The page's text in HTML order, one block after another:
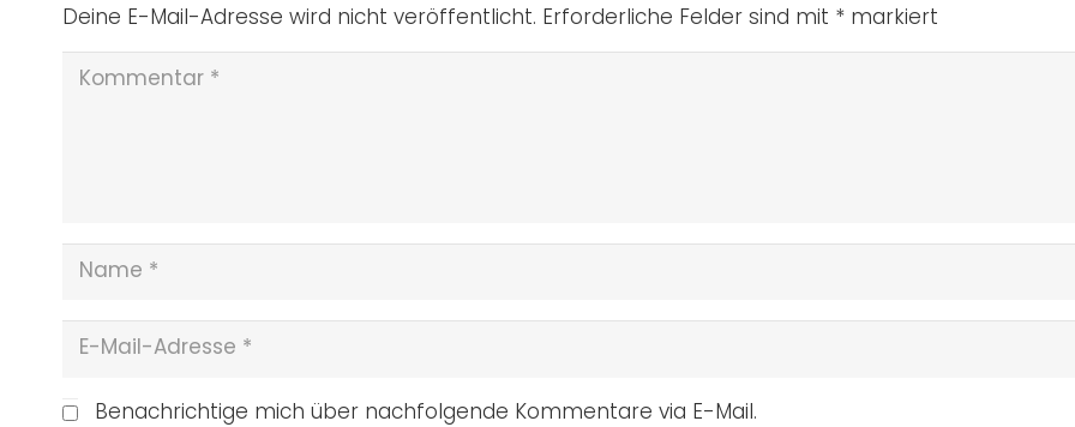
Deine E-Mail-Adresse wird nicht veröffentlicht. Erforderliche Felder sind mit * markiert
Benachrichtige mich über nachfolgende Kommentare via E-Mail.